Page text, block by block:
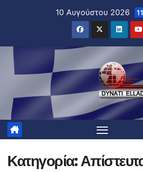
10 Αυγούστου 2026
Κατηγορία: